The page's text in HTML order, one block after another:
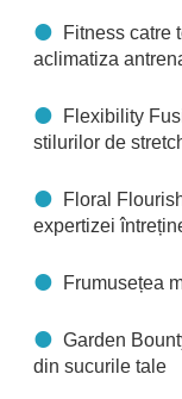
Fitness catre
aclimatiza
Flexibility
stilurilor de
Floral
expertizei
Frumusețea
Garden
din sucurile tale